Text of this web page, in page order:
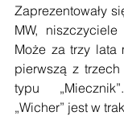
Zaprezentowały
MW,
Może za trzy lata
pierwszą z
typu
„Wicher” jest w